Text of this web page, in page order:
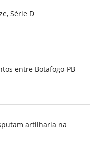
Série D
entre Botafogo-PB
artilharia na